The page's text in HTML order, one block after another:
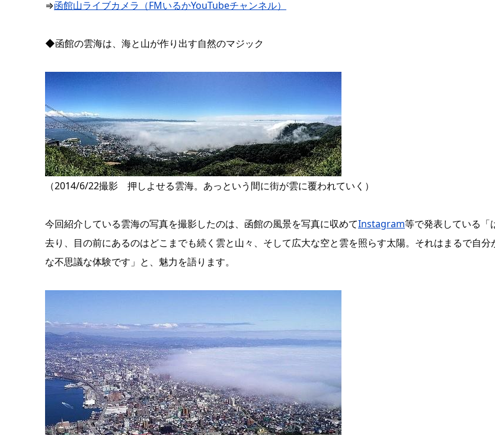
⇒函館山ライブカメラ（FMいるかYouTubeチャンネル）
◆函館の雲海は、海と山が作り出す自然のマジック
（2014/6/22撮影 押しよせる雲海。あっという間に街が雲に覆われていく）
今回紹介している雲海の写真を撮影したのは、函館の風景を写真に収めてInstagram等で発表している「
去り、目の前にあるのはどこまでも続く雲と山々、そして広大な空と雲を照らす太陽。それはまるで自
な不思議な体験です」と、魅力を語ります。